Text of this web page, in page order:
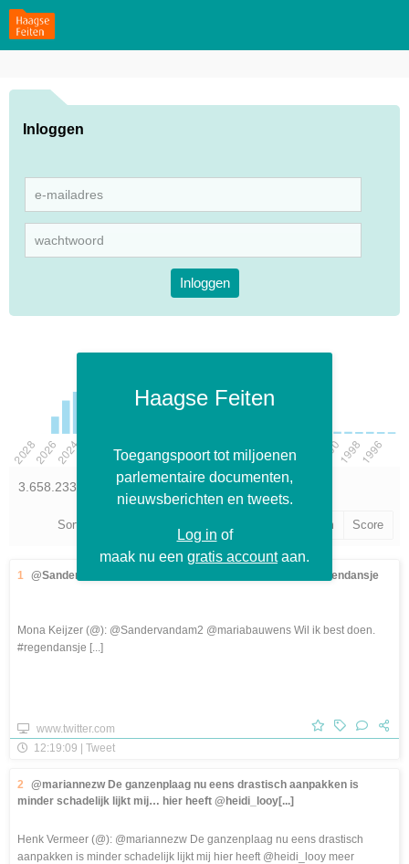
Haagse Feiten
Toegangspoort tot miljoenen
parlementaire documenten,
nieuwsberichten en tweets.
Log in of
maak nu een gratis accountaan.
Inloggen
Inloggen
3.658.233 items gevonden
Sorteer op: Gebeurtenisdatum Score
1 @Sandervandam2 @mariabauwens Wil ik best doen. #regendansje
Mona Keijzer (@): @Sandervandam2 @mariabauwens Wil ik best doen.
#regendansje [...]
www.twitter.com
12:19:09 | Tweet
2
@mariannezw De ganzenplaag nu eens drastisch aanpakken is
minder schadelijk lijkt mij… hier heeft @heidi_looy[...]
Henk Vermeer (@): @mariannezw De ganzenplaag nu eens drastisch
aanpakken is minder schadelijk lijkt mij hier heeft @heidi_looy meer